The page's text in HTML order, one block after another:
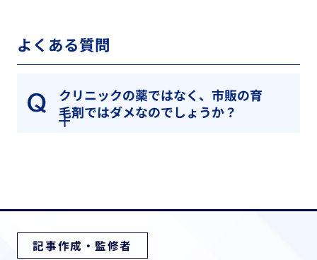
よくある質問
クリニックの薬ではなく、市販の育
毛剤ではダメなのでしょうか？
記事作成・監修者